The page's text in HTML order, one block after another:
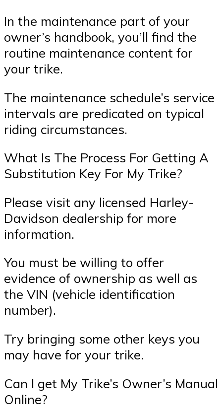
In the maintenance part of your
owner’s handbook, you’ll find the
routine maintenance content for
your trike.
The maintenance schedule’s service
intervals are predicated on typical
riding circumstances.
What Is The Process For Getting A
Substitution Key For My Trike?
Please visit any licensed Harley-
Davidson dealership for more
information.
You must be willing to offer
evidence of ownership as well as
the VIN (vehicle identification
number).
Try bringing some other keys you
may have for your trike.
Can I get My Trike’s Owner’s Manual
Online?